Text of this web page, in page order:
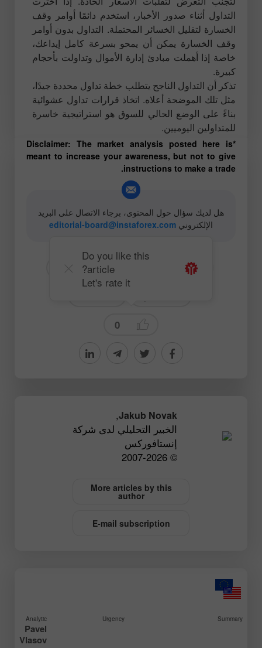
التداول أثناء صدور الأخبار، استخدم دائمًا أوامر وقف
الخسارة لتقليل الخسائر المحتملة. التداول بدون أوامر
وقف الخسارة يمكن أن يمحو بسرعة كامل إيداعك،
خاصة إذا أهملت مبادئ إدارة الأموال وتداولت بأحجام
كبيرة.
تذكر أن التداول الناجح يتطلب خطة تداول محددة جيدًا،
مثل تلك الموضحة أعلاه. اتخاذ قرارات تداول عشوائية
بناءً على الوضع الحالي للسوق هو استراتيجية خاسرة
للمتداولين اليوميين.
*Disclaimer: The market analysis posted here is
meant to increase your awareness, but not to give
instructions to make a trade.
هل لديك سؤال حول المحتوى، برجاء الاتصال على البريد
الإلكتروني editorial-board@instaforex.com
# USD
# USDJPY
0
Do you like this
article?
Let's rate it
Jakub Novak
,
الخبير التحليلي لدى شركة
إنستافوركس
© 2007-2026
More articles by this
author
E-mail subscription
Summary
Urgency
Analytic
Pavel
Vlasov